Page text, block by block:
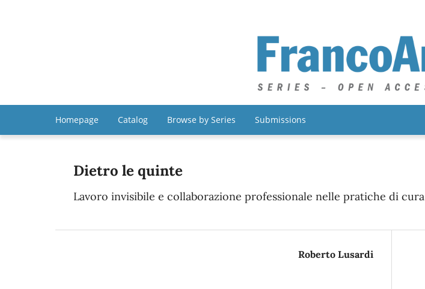
Homepage Catalog Browse by Series Submissions
Dietro le quinte
Lavoro invisibile e collaborazione professionale nelle pratiche di cura
Roberto Lusardi